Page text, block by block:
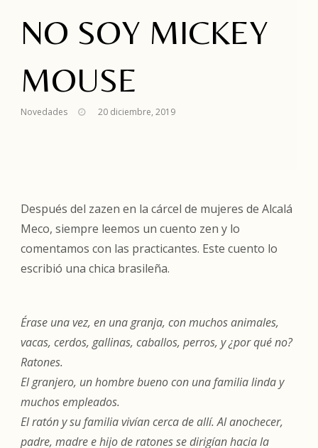
NO SOY MICKEY
MOUSE
Novedades 20 diciembre, 2019
Después del zazen en la cárcel de mujeres de Alcalá
Meco, siempre leemos un cuento zen y lo
comentamos con las practicantes. Este cuento lo
escribió una chica brasileña.
Érase una vez, en una granja, con muchos animales,
vacas, cerdos, gallinas, caballos, perros, y ¿por qué no?
Ratones.
El granjero, un hombre bueno con una familia linda y
muchos empleados.
El ratón y su familia vivían cerca de allí. Al anochecer,
padre, madre e hijo de ratones se dirigían hacia la